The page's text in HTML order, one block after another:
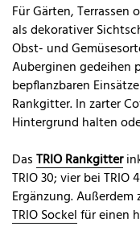
Für Gärten, Terrassen
als dekorativer
Obst- und
Auberginen gedeihen
bepflanzbaren
Rankgitter. In zarter
Hintergrund halten
DasTRIO Rankgitter
TRIO 30; vier bei TRIO
Ergänzung.
TRIO Sockelfür einen